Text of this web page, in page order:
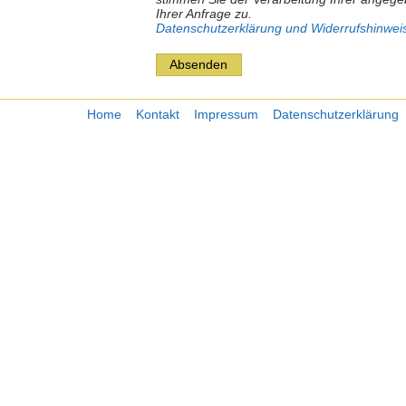
Ihrer Anfrage zu.
Datenschutzerklärung und
Absenden
Home Kontakt Impressum Datenschutzerklärung